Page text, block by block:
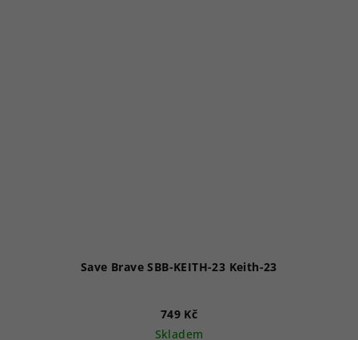
Save Brave SBB-KEITH-23 Keith-23
749 Kč
Skladem